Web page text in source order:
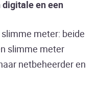
en een
meter: beide
slimme meter
netbeheerder en